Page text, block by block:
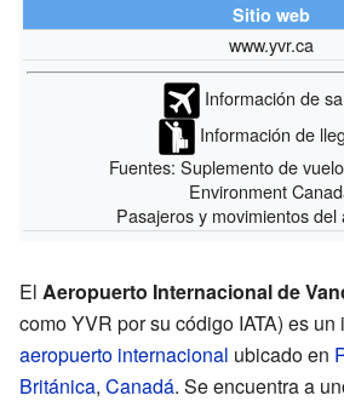
Sitio web
www.yvr.ca
Información de
Información de
Fuentes: Suplemento de
Environment
Pasajeros y movimientos del
El Aeropuerto Internacional de
como YVR por su código IATA) es un
aeropuerto internacional ubicado en
Británica, Canadá. Se encuentra a